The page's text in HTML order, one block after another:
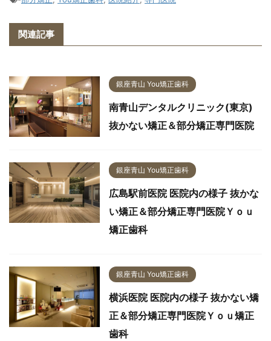
関連記事
銀座青山 You矯正歯科
南青山デンタルクリニック(東京)
抜かない矯正＆部分矯正専門医院
銀座青山 You矯正歯科
広島駅前医院 医院内の様子 抜かな
い矯正＆部分矯正専門医院Ｙｏｕ
矯正歯科
銀座青山 You矯正歯科
横浜医院 医院内の様子 抜かない矯
正＆部分矯正専門医院Ｙｏｕ矯正
歯科